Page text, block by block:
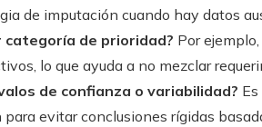
de imputación cuando hay datos
categoría de prioridad? Por
lo que ayuda a no mezclar
de confianza o variabilidad?
evitar conclusiones rígidas